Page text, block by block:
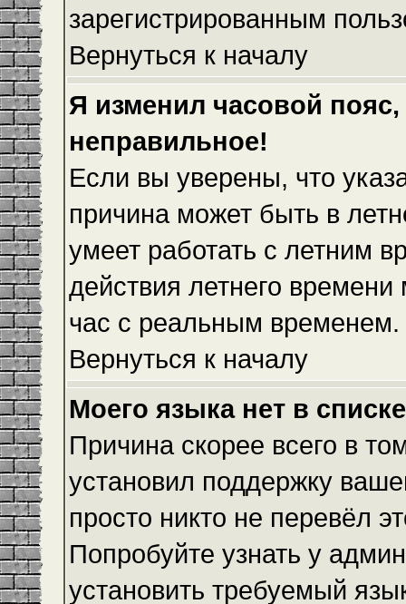
зарегистрированным
Вернуться к началу
Я изменил часовой
неправильное!
Если вы уверены, что
причина может быть в
умеет работать с летним
действия летнего
час с реальным временем.
Вернуться к началу
Моего языка нет в
Причина скорее всего в
установил поддержку
просто никто не перевёл
Попробуйте узнать у
установить требуемый